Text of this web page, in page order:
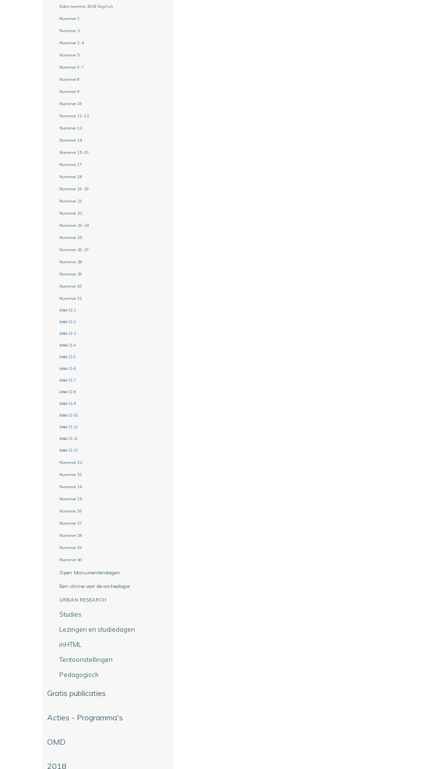
Extra nummer 2018 English
Nummer 1
Nummer 2
Nummer 3-4
Nummer 5
Nummer 6-7
Nummer 8
Nummer 9
Nummer 10
Nummer 11-12
Nummer 13
Nummer 14
Nummer 15-16
Nummer 17
Nummer 18
Nummer 19-20
Nummer 21
Nummer 22
Nummer 23-24
Nummer 25
Nummer 26-27
Nummer 28
Nummer 29
Nummer 30
Nummer 31
Artikel 31-1
Artikel 31-2
Artikel 31-3
Artikel 31-4
Artikel 31-5
Artikel 31-6
Artikel 31-7
Artikel 31-8
Artikel 31-9
Artikel 31-10
Artikel 31-11
Artikel 31-12
Artikel 31-13
Nummer 32
Nummer 33
Nummer 34
Nummer 35
Nummer 36
Nummer 37
Nummer 38
Nummer 39
Nummer 40
Open Monumentendagen
Een vitrine voor de archeologie
URBAN RESEARCH
Studies
Lezingen en studiedagen
inHTML
Tentoonstellingen
Pedagogisch
Gratis publicaties
Acties - Programma's
OMD
2018